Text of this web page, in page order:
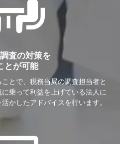
査の対策を
とが可能
とで、税務当局の調査担当者と
乗って利益を上げている法人に
かしたアドバイスを行います。